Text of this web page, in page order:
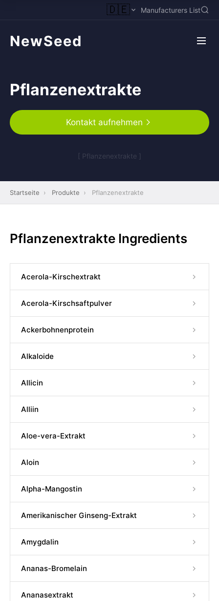
🇩🇪 Manufacturers List
NewSeed
Pflanzenextrakte
Kontakt aufnehmen
[ Pflanzenextrakte ]
Startseite › Produkte › Pflanzenextrakte
Pflanzenextrakte Ingredients
Acerola-Kirschextrakt
Acerola-Kirschsaftpulver
Ackerbohnenprotein
Alkaloide
Allicin
Alliin
Aloe-vera-Extrakt
Aloin
Alpha-Mangostin
Amerikanischer Ginseng-Extrakt
Amygdalin
Ananas-Bromelain
Ananasextrakt